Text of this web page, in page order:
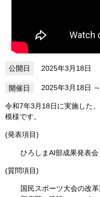
2025年3月18日
2025年3月18日
令和7年3月18日に実施した
模様です。
(発表項目)
ひろしまAI部成果発表
(質問項目)
国民スポーツ大会の改